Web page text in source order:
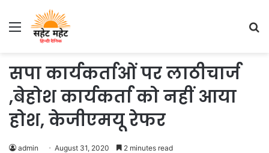
Menu
सपा कार्यकर्ताओं पर लाठीचार्ज
,बेहोश कार्यकर्ता को नहीं आया
होश, केजीएमयू रेफर
admin August 31, 2020 2 minutes read